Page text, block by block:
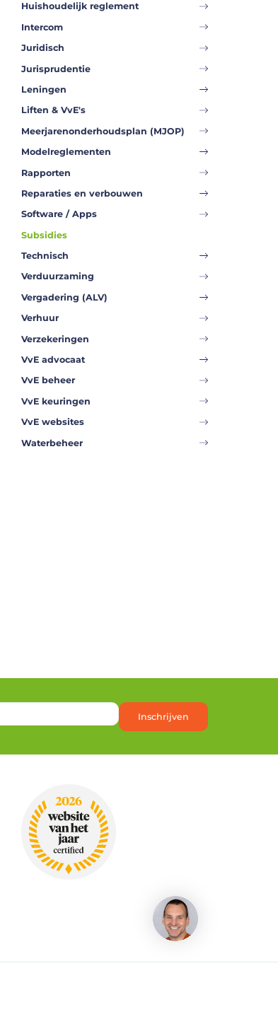
Huishoudelijk reglement
Intercom
Juridisch
Jurisprudentie
Leningen
Liften & VvE's
Meerjarenonderhoudsplan (MJOP)
Modelreglementen
Rapporten
Reparaties en verbouwen
Software / Apps
Subsidies
Technisch
Verduurzaming
Vergadering (ALV)
Verhuur
Verzekeringen
VvE advocaat
VvE beheer
VvE keuringen
VvE websites
Waterbeheer
Inschrijven